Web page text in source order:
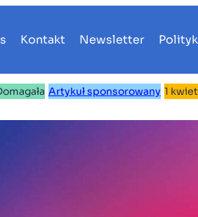
Kontakt Newsletter
Artykuł sponsorowany 1